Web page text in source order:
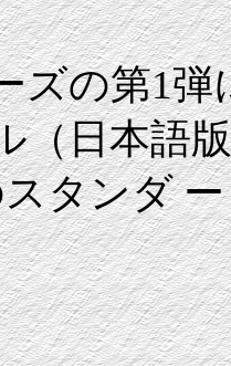
ズの第1
（日本語
タンダ